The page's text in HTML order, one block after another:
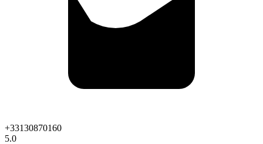
+33130870160
5.0